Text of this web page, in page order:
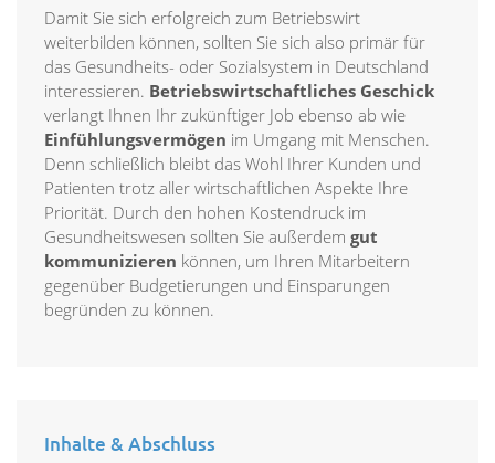
Damit Sie sich erfolgreich zum Betriebswirt
weiterbilden können, sollten Sie sich also primär für
das Gesundheits- oder Sozialsystem in Deutschland
interessieren. Betriebswirtschaftliches Geschick
verlangt Ihnen Ihr zukünftiger Job ebenso ab wie
Einfühlungsvermögen im Umgang mit Menschen.
Denn schließlich bleibt das Wohl Ihrer Kunden und
Patienten trotz aller wirtschaftlichen Aspekte Ihre
Priorität. Durch den hohen Kostendruck im
Gesundheitswesen sollten Sie außerdem gut
kommunizieren können, um Ihren Mitarbeitern
gegenüber Budgetierungen und Einsparungen
begründen zu können.
Inhalte & Abschluss